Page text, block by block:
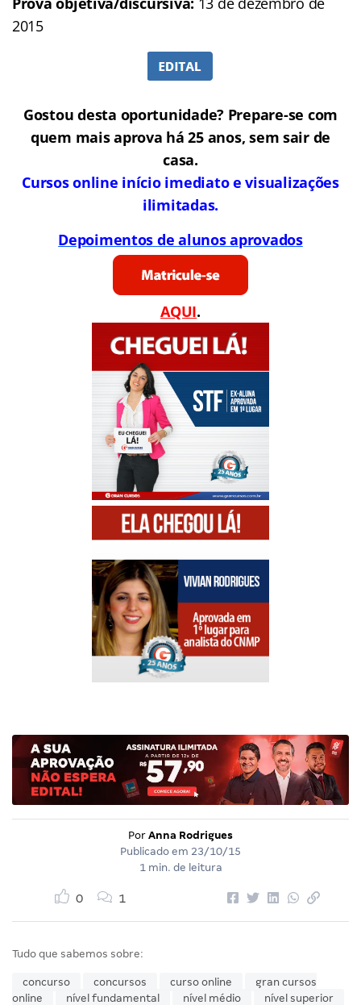
2015
Gostou desta oportunidade? Prepare-se com
quem mais aprova há 25 anos, sem sair de
casa.
Cursos online início imediato e visualizações
ilimitadas.
Depoimentos de alunos aprovados
AQUI.
Por Anna Rodrigues
Publicado em 23/10/15
1 min. de leitura
0 1
Tudo que sabemos sobre:
concurso concursos curso online
gran cursos
online
nível fundamental nível médio nível superior